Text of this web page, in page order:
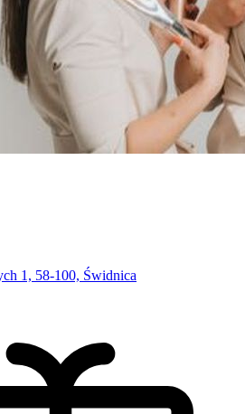
1, 58-100, Świdnica